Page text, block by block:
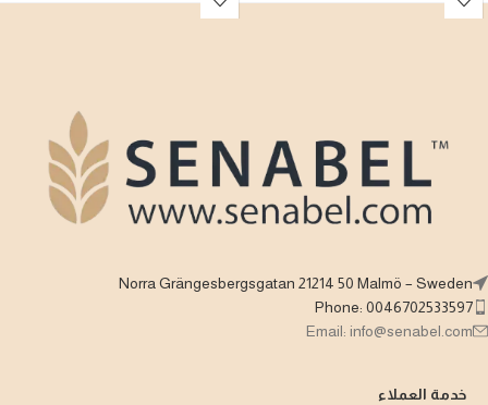
Norra Grängesbergsgatan 21214 50 Malmö – Sweden
Phone: 0046702533597
Email: info@senabel.com
خدمة العملاء